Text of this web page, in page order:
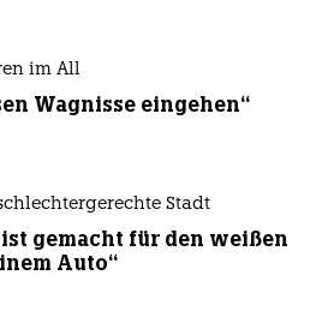
im All
Wagnisse eingehen“
Stadt
ist gemacht für den weißen
Auto“